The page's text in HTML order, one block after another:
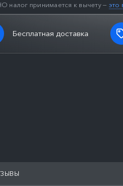
налог принимается к вычету — это
Бесплатная доставка